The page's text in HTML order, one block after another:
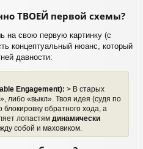
ТВОЕЙ первой схемы?
на свою первую картинку (с
концептуальный нюанс, который
давности:
Engagement): > В старых
либо «выкл». Твоя идея (судя по
обратного хода, а
лопастям динамически
собой и маховиком.